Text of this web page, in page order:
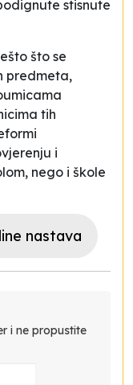
stisnute
što se
predmeta,
tih
i
nego i škole
nastava
i ne propustite